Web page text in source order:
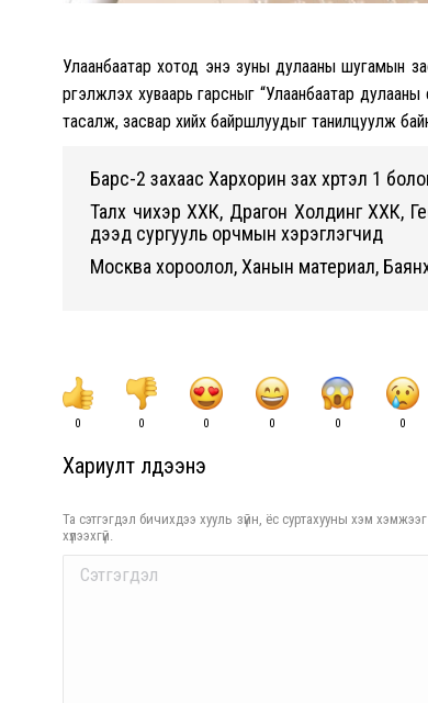
Улаанбаатар хотод энэ зуны дулааны шугамын
үргэлжлэх хуваарь гарсныг “Улаанбаатар
тасалж, засвар хийх байршлуудыг танилцуулж
Барс-2 захаас Хархорин зах хүртэл 1
Талх чихэр ХХК, Драгон Холдинг ХХК,
дээд сургууль орчмын хэрэглэгчид
Москва хороолол, Ханын материал,
0 0 0 0 0 0
Хариулт үлдээнэ үү
Та сэтгэгдэл бичихдээ хууль зүйн, ёс суртахууны хэм
хүлээхгүй.
Comment